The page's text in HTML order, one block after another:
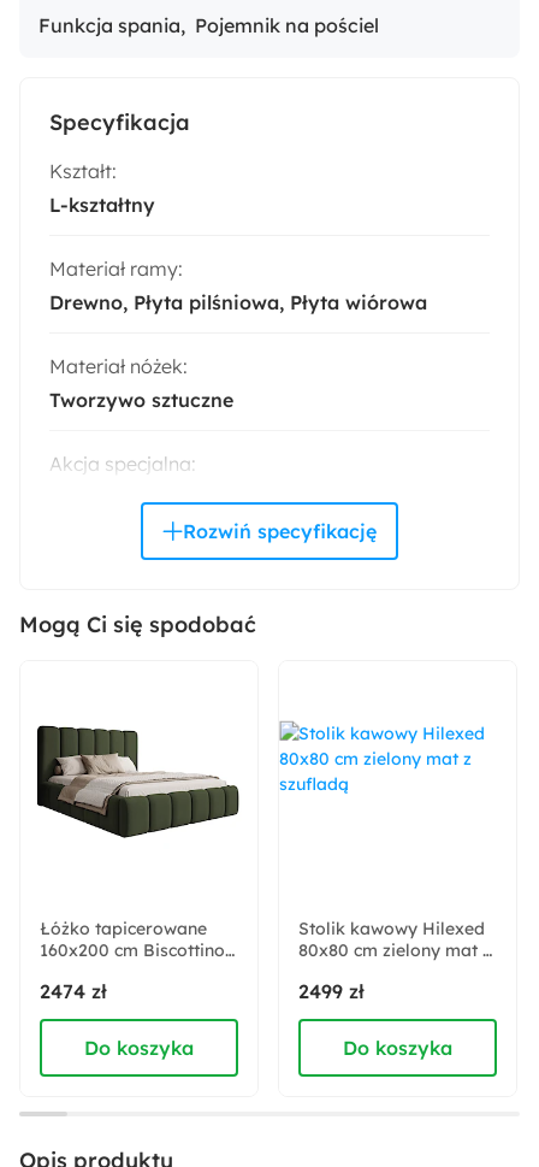
Funkcja spania Pojemnik na pościel
Specyfikacja
Kształt:
L-kształtny
Materiał ramy:
Drewno Płyta pilśniowa Płyta wiórowa
Materiał nóżek:
Tworzywo sztuczne
Akcja specjalna:
Materiał oparcia:
Sposób rozkładania:
System DL
Szerokość:
244 cm
Mogą Ci się spodobać
Łóżko tapicerowane
160x200 cm Biscottino
stelaż metalowy
podnośnik gazowy
2474 zł
Do koszyka
Stolik kawowy Hilexed
80x80 cm zielony mat z
2499 zł
Do koszyka
Opis produktu